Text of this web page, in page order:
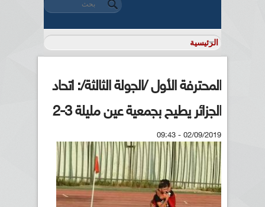
استمارة البحث
المحترفة الأول /الجولة الثالثة/: اتحاد
الجزائر يطيح بجمعية عين مليلة 3-2
02/09/2019 - 09:43